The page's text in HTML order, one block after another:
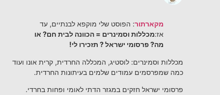
מקארתור: הפוסט שלי מוקפא לבנתיים, עד
אז:מכללות וסמינרים = הכוונה לבית חם? או
מה? פרסומי ישראל ? תזכירו לי!
מכללות וסמינרים: לוסטיג, המכללה החרדית, קרית אונו ועוד
כמה שמפרסמים עמודים שלמים בעיתונות החרדית.
פרסומי ישראל חזקים במגזר הדתי לאומי ופחות בחרדי.